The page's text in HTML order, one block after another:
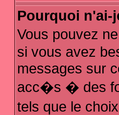
Pourquoi n'ai-
Vous pouvez
si vous avez
messages sur
acc�s � des
tels que le